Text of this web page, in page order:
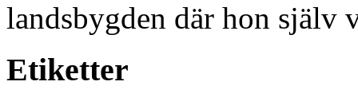
landsbygden där hon själv
Etiketter